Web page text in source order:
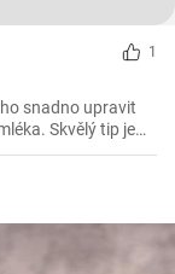
1
snadno upravit
Skvělý tip je
svěžejší chuť.